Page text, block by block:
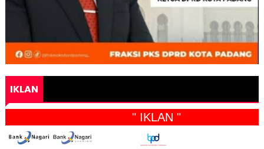
IKLAN
" IKLAN "